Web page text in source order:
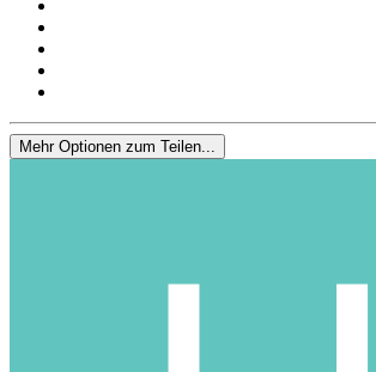
Mehr Optionen zum Teilen...